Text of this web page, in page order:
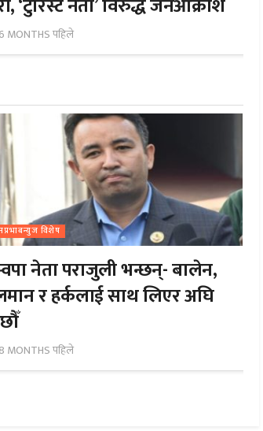
‘टुरिस्ट नेता’ विरुद्ध जनआक्रोश
6 MONTHS पहिले
विशेष
नेता पराजुली भन्छन्- बालेन,
र हर्कलाई साथ लिएर अघि
8 MONTHS पहिले